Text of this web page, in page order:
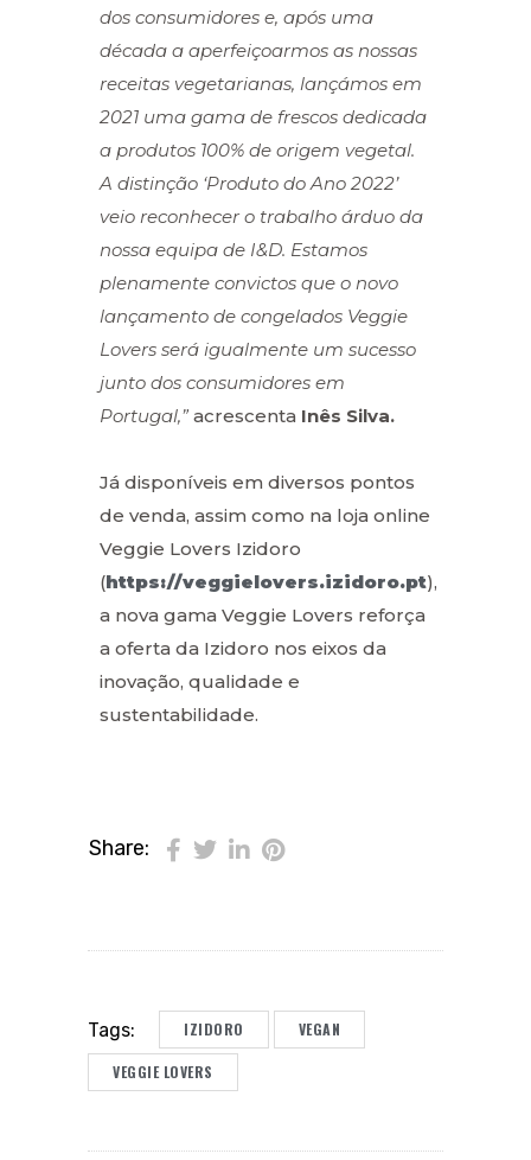
dos consumidores e, após uma
década a aperfeiçoarmos as nossas
receitas vegetarianas, lançámos em
2021 uma gama de frescos dedicada
a produtos 100% de origem vegetal.
A distinção ‘Produto do Ano 2022’
veio reconhecer o trabalho árduo da
nossa equipa de I&D. Estamos
plenamente convictos que o novo
lançamento de congelados Veggie
Lovers será igualmente um sucesso
junto dos consumidores em
Portugal,” acrescenta Inês Silva.
Já disponíveis em diversos pontos
de venda, assim como na loja online
Veggie Lovers Izidoro
(https://veggielovers.izidoro.pt),
a nova gama Veggie Lovers reforça
a oferta da Izidoro nos eixos da
inovação, qualidade e
sustentabilidade.
Share:
Tags: IZIDORO VEGAN
VEGGIE LOVERS